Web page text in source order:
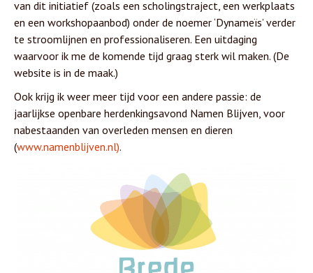
van dit initiatief (zoals een scholingstraject, een werkplaats
en een workshopaanbod) onder de noemer ‘Dynameïs’ verder
te stroomlijnen en professionaliseren. Een uitdaging
waarvoor ik me de komende tijd graag sterk wil maken. (De
website is in de maak.)
Ook krijg ik weer meer tijd voor een andere passie: de
jaarlijkse openbare herdenkingsavond Namen Blijven, voor
nabestaanden van overleden mensen en dieren
(www.namenblijven.nl).